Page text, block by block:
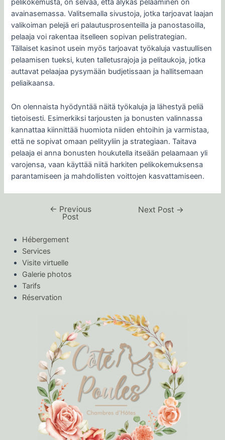
pelikokemusta, on selvää, että älykäs pelaaminen on
avainasemassa. Valitsemalla sivustoja, jotka tarjoavat laajan
valikoiman pelejä eri palautusprosenteilla ja panostasoilla,
pelaaja voi rakentaa itselleen sopivan pelistrategian.
Tällaiset kasinot usein myös tarjoavat työkaluja vastuullisen
pelaamisen tueksi, kuten talletusrajoja ja pelitaukoja, jotka
auttavat pelaajaa pysymään budjetissaan ja hallitsemaan
peliaikaansa.
On olennaista hyödyntää näitä työkaluja ja lähestyä peliä
tietoisesti. Esimerkiksi tarjousten ja bonusten valinnassa
kannattaa kiinnittää huomiota niiden ehtoihin ja varmistaa,
että ne sopivat omaan pelityyliin ja strategiaan. Taitava
pelaaja ei anna bonusten houkutella itseään pelaamaan yli
varojensa, vaan käyttää niitä harkiten pelikokemuksensa
parantamiseen ja mahdollisten voittojen kasvattamiseen.
← Previous
Post
Next Post →
Hébergement
Services
Visite virtuelle
Galerie photos
Tarifs
Réservation